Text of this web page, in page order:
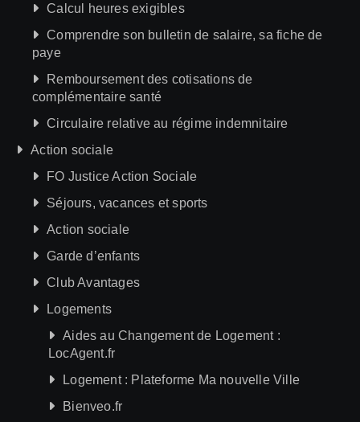
Calcul heures exigibles
Comprendre son bulletin de salaire, sa fiche de
paye
Remboursement des cotisations de
complémentaire santé
Circulaire relative au régime indemnitaire
Action sociale
FO Justice Action Sociale
Séjours, vacances et sports
Action sociale
Garde d’enfants
Club Avantages
Logements
Aides au Changement de Logement :
LocAgent.fr
Logement : Plateforme Ma nouvelle Ville
Bienveo.fr